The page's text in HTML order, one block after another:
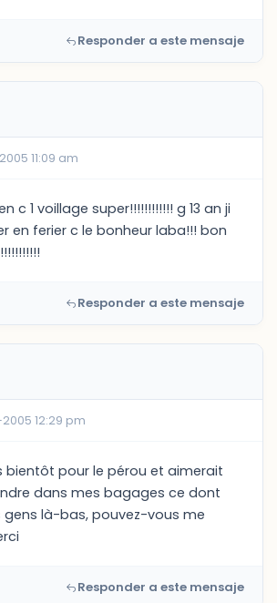
Responder a este mensaje
11:09 am
c 1 voillage super!!!!!!!!!!!! g 13 an ji
en ferier c le bonheur laba!!! bon
Responder a este mensaje
12:29 pm
bientôt pour le pérou et aimerait
dans mes bagages ce dont
gens là-bas, pouvez-vous me
Responder a este mensaje